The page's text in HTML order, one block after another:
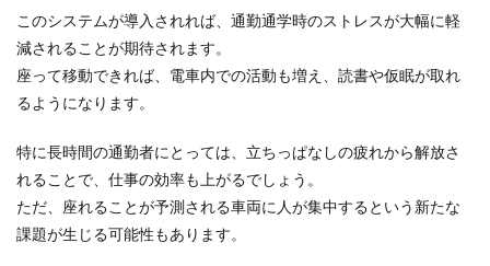
このシステムが導入されれば、通勤通学時のストレスが大幅に軽
減されることが期待されます。
座って移動できれば、電車内での活動も増え、読書や仮眠が取れ
るようになります。
特に長時間の通勤者にとっては、立ちっぱなしの疲れから解放さ
れることで、仕事の効率も上がるでしょう。
ただ、座れることが予測される車両に人が集中するという新たな
課題が生じる可能性もあります。